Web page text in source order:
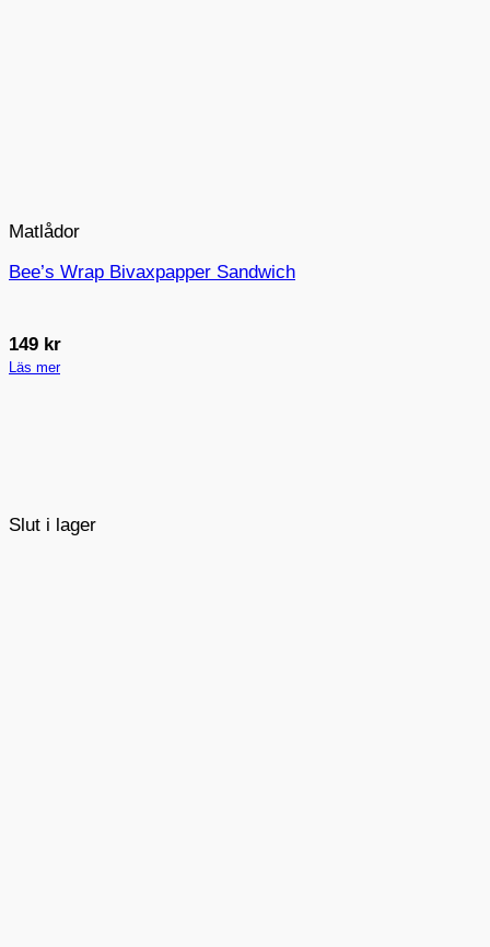
Slut i lager
Matlådor
Bee’s Wrap Bivaxpapper Sandwich
149 kr
Läs mer